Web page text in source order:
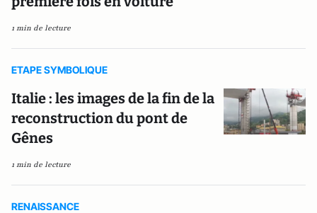
1 min de lecture
ETAPE SYMBOLIQUE
Italie : les images de la fin de la
reconstruction du pont de
Gênes
1 min de lecture
RENAISSANCE